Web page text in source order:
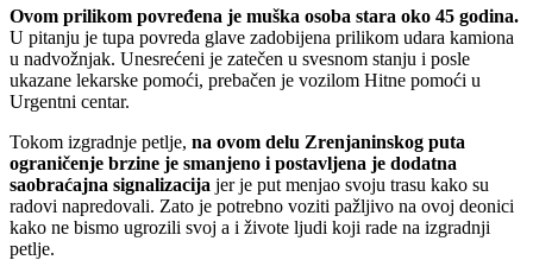
Ovom prilikom povređena je muška osoba stara oko 45 godina.
U pitanju je tupa povreda glave zadobijena prilikom udara kamiona
u nadvožnjak. Unesrećeni je zatečen u svesnom stanju i posle
ukazane lekarske pomoći, prebačen je vozilom Hitne pomoći u
Urgentni centar.
Tokom izgradnje petlje, na ovom delu Zrenjaninskog puta
ograničenje brzine je smanjeno i postavljena je dodatna
saobraćajna signalizacija jer je put menjao svoju trasu kako su
radovi napredovali. Zato je potrebno voziti pažljivo na ovoj deonici
kako ne bismo ugrozili svoj a i živote ljudi koji rade na izgradnji
petlje.